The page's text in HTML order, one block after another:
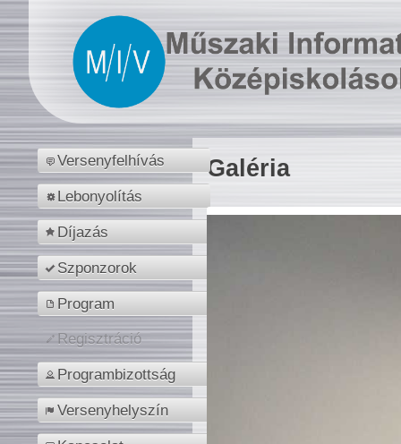
Versenyfelhívás
Lebonyolítás
Díjazás
Szponzorok
Program
Regisztráció
Programbizottság
Versenyhelyszín
Galéria